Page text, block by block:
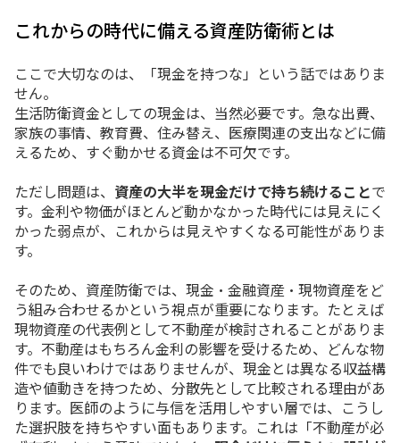
これからの時代に備える資産防衛術とは
ここで大切なのは、「現金を持つな」という話ではありま
せん。
生活防衛資金としての現金は、当然必要です。急な出費、
家族の事情、教育費、住み替え、医療関連の支出などに備
えるため、すぐ動かせる資金は不可欠です。
ただし問題は、 資産の大半を現金だけで持ち続けることで
す。金利や物価がほとんど動かなかった時代には見えにく
かった弱点が、これからは見えやすくなる可能性がありま
す。
そのため、資産防衛では、現金・金融資産・現物資産をど
う組み合わせるかという視点が重要になります。たとえば
現物資産の代表例として不動産が検討されることがありま
す。不動産はもちろん金利の影響を受けるため、どんな物
件でも良いわけではありませんが、現金とは異なる収益構
造や値動きを持つため、分散先として比較される理由があ
ります。医師のように与信を活用しやすい層では、こうし
た選択肢を持ちやすい面もあります。これは「不動産が必